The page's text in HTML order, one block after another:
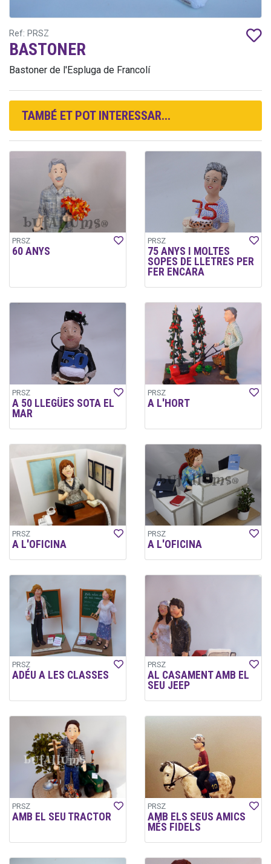
Ref: PRSZ
BASTONER
Bastoner de l'Espluga de Francolí
TAMBÉ ET POT INTERESSAR...
PRSZ
60 ANYS
PRSZ
75 ANYS I MOLTES
SOPES DE LLETRES PER
FER ENCARA
PRSZ
A 50 LLEGÜES SOTA EL
MAR
PRSZ
A L'HORT
PRSZ
A L'OFICINA
PRSZ
A L'OFICINA
PRSZ
ADÉU A LES CLASSES
PRSZ
AL CASAMENT AMB EL
SEU JEEP
PRSZ
AMB EL SEU TRACTOR
PRSZ
AMB ELS SEUS AMICS
MÉS FIDELS